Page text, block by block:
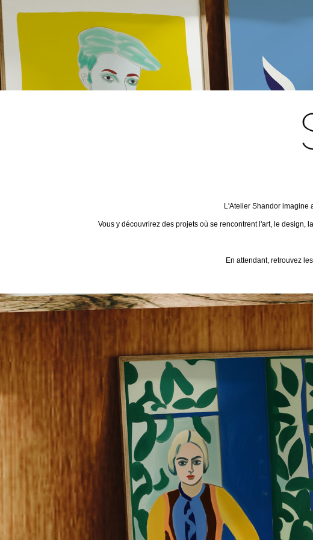
L'Atelier Shandor imagine
Vous y découvrirez des projets où se rencontrent l'art, le
En attendant, retrouvez